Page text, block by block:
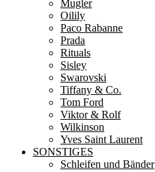
Mugler
Oilily
Paco Rabanne
Prada
Rituals
Sisley
Swarovski
Tiffany & Co.
Tom Ford
Viktor & Rolf
Wilkinson
Yves Saint Laurent
SONSTIGES
Schleifen und Bänder